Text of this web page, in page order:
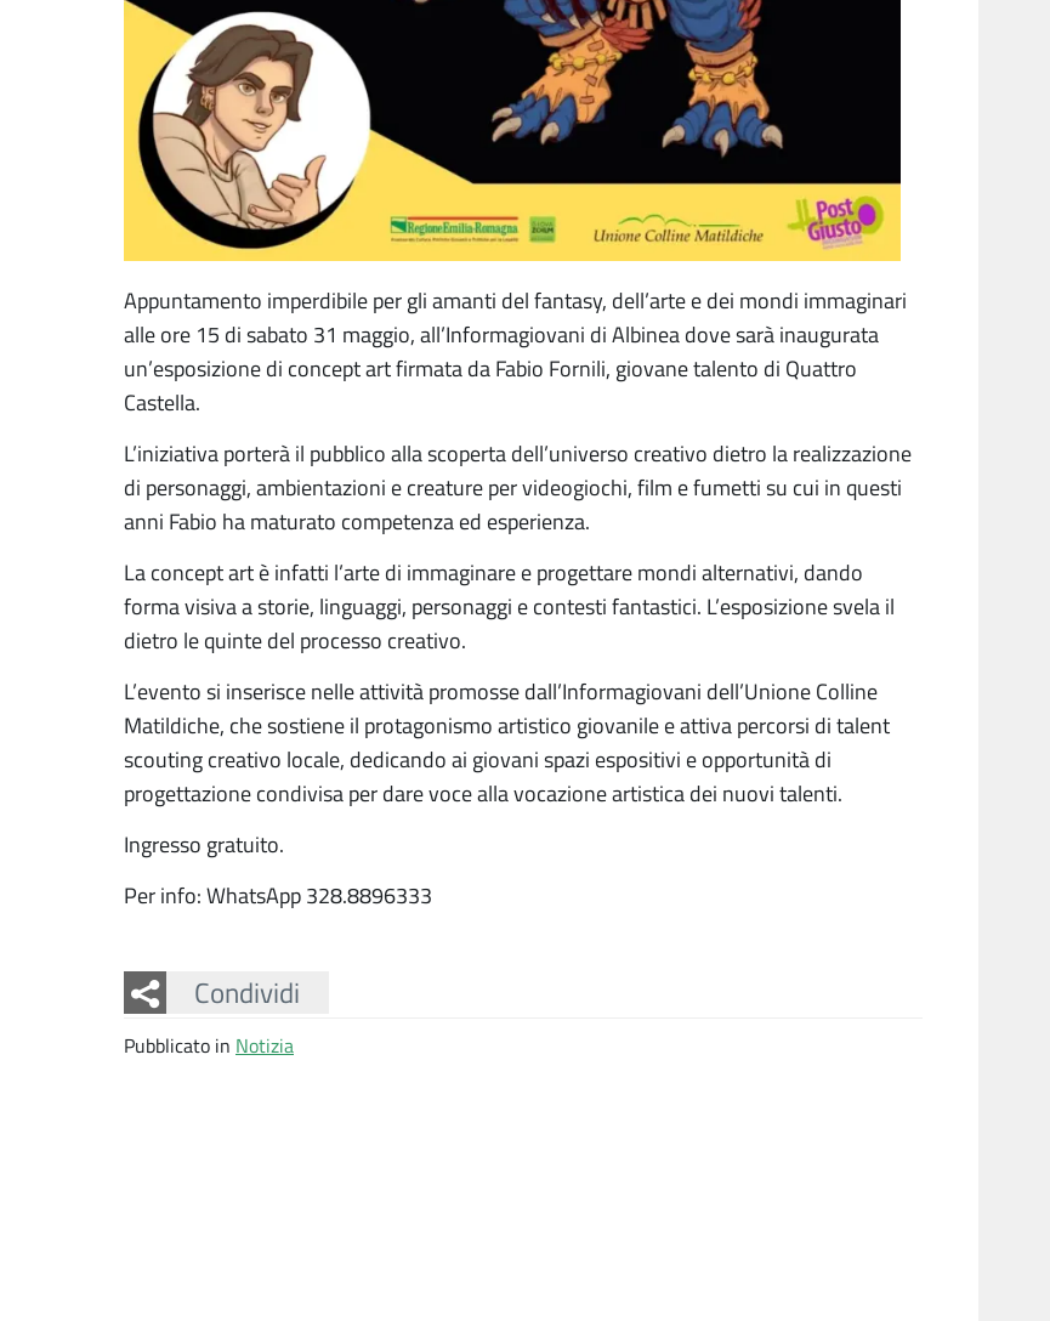
Appuntamento imperdibile per gli amanti del fantasy, dell’arte e dei mondi immaginari
alle ore 15 di sabato 31 maggio, all’Informagiovani di Albinea dove sarà inaugurata
un’esposizione di concept art firmata da Fabio Fornili, giovane talento di Quattro
Castella.
L’iniziativa porterà il pubblico alla scoperta dell’universo creativo dietro la realizzazione
di personaggi, ambientazioni e creature per videogiochi, film e fumetti su cui in questi
anni Fabio ha maturato competenza ed esperienza.
La concept art è infatti l’arte di immaginare e progettare mondi alternativi, dando
forma visiva a storie, linguaggi, personaggi e contesti fantastici. L’esposizione svela il
dietro le quinte del processo creativo.
L’evento si inserisce nelle attività promosse dall’Informagiovani dell’Unione Colline
Matildiche, che sostiene il protagonismo artistico giovanile e attiva percorsi di talent
scouting creativo locale, dedicando ai giovani spazi espositivi e opportunità di
progettazione condivisa per dare voce alla vocazione artistica dei nuovi talenti.
Ingresso gratuito.
Per info: WhatsApp 328.8896333
Condividi
Facebook
Twitter
Whatsapp
Pubblicato in Notizia